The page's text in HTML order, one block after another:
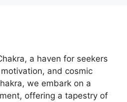
a haven for seekers
and cosmic
we embark on a
offering a tapestry of